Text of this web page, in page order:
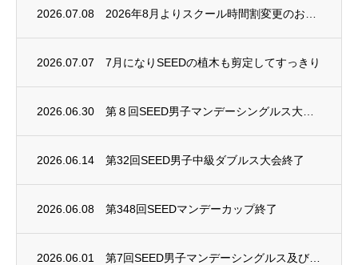
2026.07.08
2026.07.07 7月になりSEEDの植木も剪定してすっきり
2026.06.30
2026.06.14 第32回SEED男子中級ダブルス大会終了
2026.06.08 第348回SEEDマンデーカップ終了
2026.06.01